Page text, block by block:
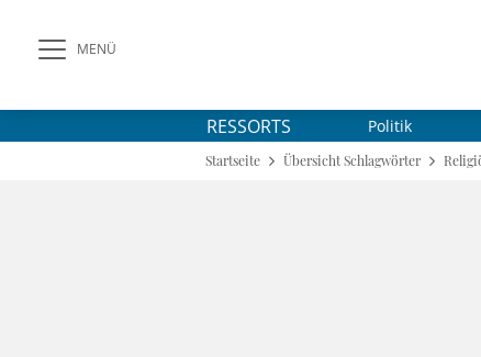
MENÜ
RESSORTS Politik
Startseite Übersicht Schlagwörter